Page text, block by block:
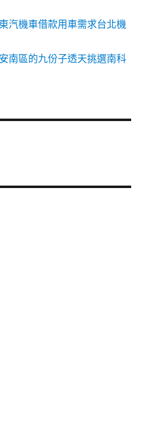
汽機車借款用車需求台北機
南區的九份子透天挑選南科